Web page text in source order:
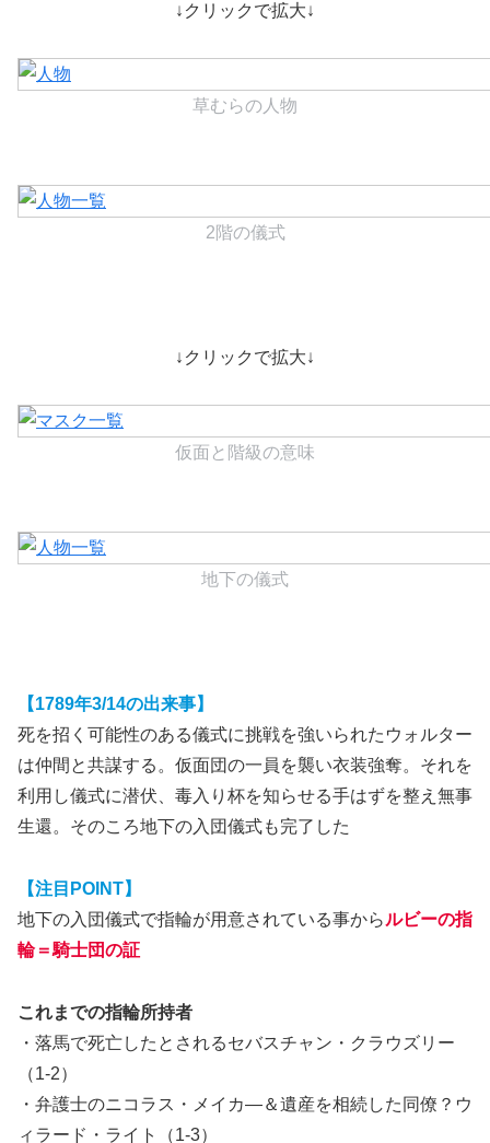
↓クリックで拡大↓
草むらの人物
2階の儀式
↓クリックで拡大↓
仮面と階級の意味
地下の儀式
【1789年3/14の出来事】
死を招く可能性のある儀式に挑戦を強いられたウォルター
は仲間と共謀する。仮面団の一員を襲い衣装強奪。それを
利用し儀式に潜伏、毒入り杯を知らせる手はずを整え無事
生還。そのころ地下の入団儀式も完了した
【注目POINT】
地下の入団儀式で指輪が用意されている事からルビーの指
輪＝騎士団の証
これまでの指輪所持者
・落馬で死亡したとされるセバスチャン・クラウズリー
（1-2）
・弁護士のニコラス・メイカ―＆遺産を相続した同僚？ウ
ィラード・ライト（1-3）